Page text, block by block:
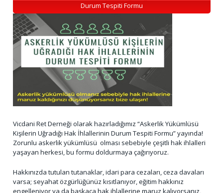
Durum Tespiti Formu
Vicdani Ret Derneği olarak hazırladığımız “Askerlik Yükümlüsü
Kişilerin Uğradığı Hak İhlallerinin Durum Tespiti Formu” yayında!
Zorunlu askerlik yükümlüsü olması sebebiyle çeşitli hak ihlalleri
yaşayan herkesi, bu formu doldurmaya çağırıyoruz.
Hakkınızda tutulan tutanaklar, idari para cezaları, ceza davaları
varsa; seyahat özgürlüğünüz kısıtlanıyor, eğitim hakkınız
engelleniyor ya da başkaca hak ihlallerine maruz kalıyorsanız,